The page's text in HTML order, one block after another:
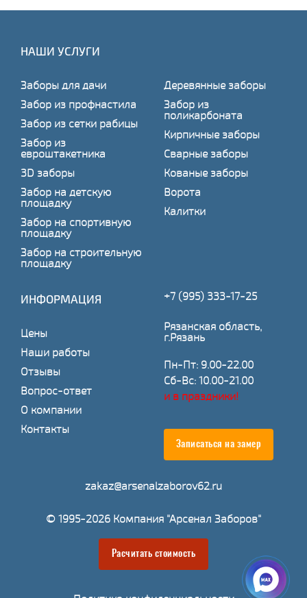
НАШИ УСЛУГИ
Заборы для дачи
Забор из профнастила
Забор из сетки рабицы
Забор из
евроштакетника
3D заборы
Забор на детскую
площадку
Забор на спортивную
площадку
Забор на строительную
площадку
Деревянные заборы
Забор из
поликарбоната
Кирпичные заборы
Сварные заборы
Кованые заборы
Ворота
Калитки
ИНФОРМАЦИЯ
Цены
Наши работы
Отзывы
Вопрос-ответ
О компании
Контакты
+7 (995) 333-17-25
Рязанская область,
г.Рязань
Пн-Пт: 9.00-22.00
Сб-Вс: 10.00-21.00
и в праздники!
Записаться на замер
zakaz@arsenalzaborov62.ru
© 1995-2026 Компания "Арсенал Заборов"
Расчитать стоимость